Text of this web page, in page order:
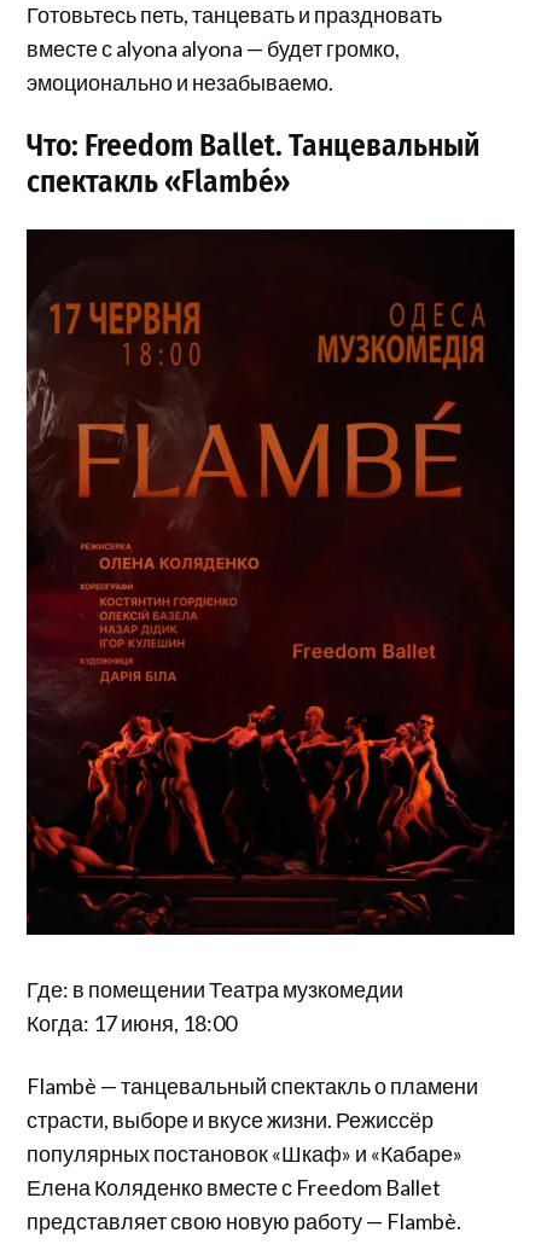
Готовьтесь петь, танцевать и праздновать
вместе с alyona alyona — будет громко,
эмоционально и незабываемо.
Что: Freedom Ballet. Танцевальный
спектакль «Flambé»
Где: в помещении Театра музкомедии
Когда: 17 июня, 18:00
Flambè — танцевальный спектакль о пламени
страсти, выборе и вкусе жизни. Режиссёр
популярных постановок «Шкаф» и «Кабаре»
Елена Коляденко вместе с Freedom Ballet
представляет свою новую работу — Flambè.